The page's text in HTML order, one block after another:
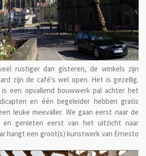
rustiger dan gisteren, de winkels zijn
zijn de café's wel open. Het is gezellig.
is een opvallend bouwwerk pal achter het
en één begeleider hebben gratis
leuke meevaller. We gaan eerst naar de
en genieten eerst van het uitzicht naar
hangt een groot(s) kunstwerk van Ernesto